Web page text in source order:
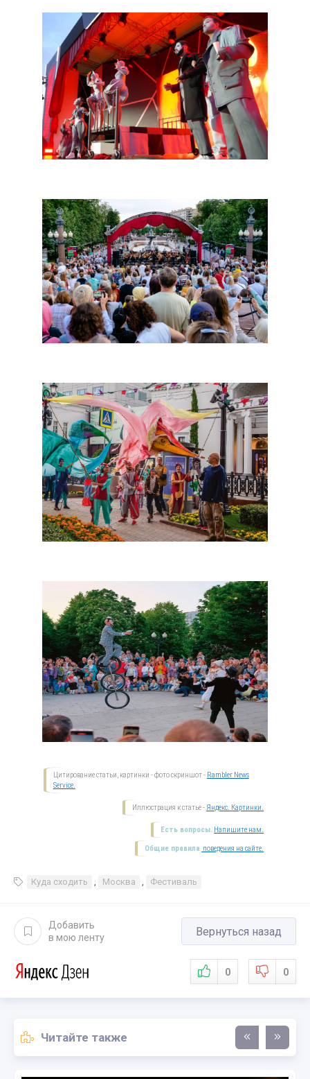
Цитирование статьи, картинки - фото скриншот - Rambler News
Service.
Иллюстрация к статье - Яндекс. Картинки.
Есть вопросы. Напишите нам.
Общие правила поведения на сайте.
Куда сходить , Москва , Фестиваль
Добавить
в мою ленту
Вернуться назад
0 0
Читайте также